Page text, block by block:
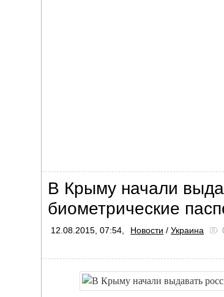
В Крыму начали
биометрические
12.08.2015, 07:54, Новости /Украина